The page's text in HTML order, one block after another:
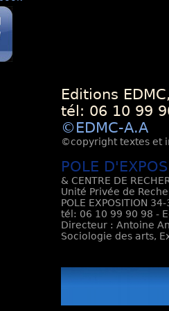
Editions
tél: 06 10 99
©EDMC-A.A
©copyright textes et
POLE
& CENTRE DE
Unité Privée de
POLE EXPOSITION
tél: 06 10 99 90 98 -
Directeur : Antoine
Sociologie des arts,